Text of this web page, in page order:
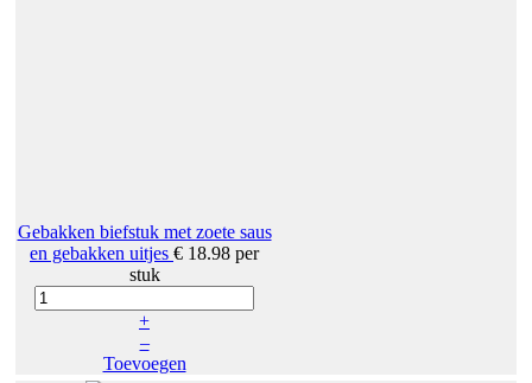
Gebakken biefstuk met zoete saus
en gebakken uitjes € 18.98 per
stuk
+
–
Toevoegen